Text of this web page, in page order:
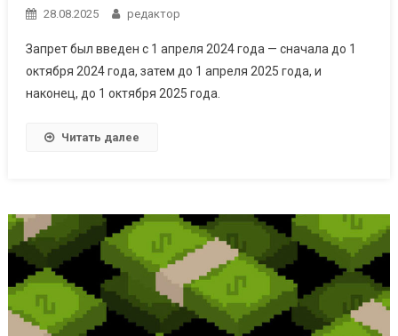
28.08.2025 редактор
Запрет был введен с 1 апреля 2024 года — сначала до 1
октября 2024 года, затем до 1 апреля 2025 года, и
наконец, до 1 октября 2025 года.
Читать далее